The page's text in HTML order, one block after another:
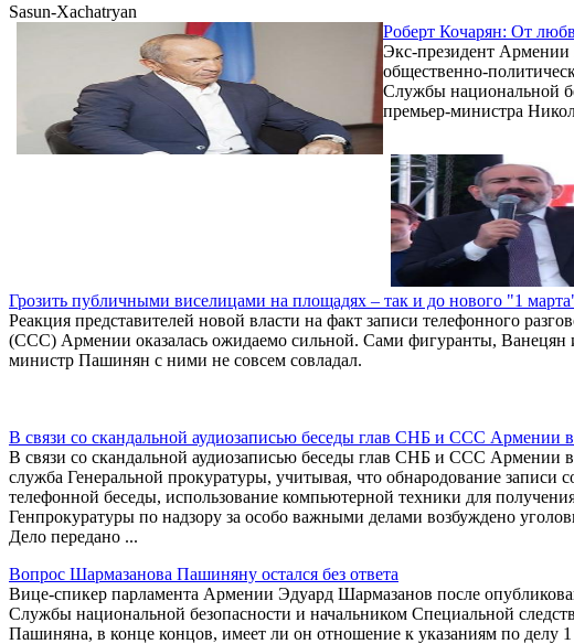
Sasun-Xachatryan
Роберт Кочарян: От
Экс-президент Армении
общественно-
Службы национальной
премьер-министра
Грозить публичными виселицами на площадях – так и до нового "1
Реакция представителей новой власти на факт записи телефонного
(ССС) Армении оказалась ожидаемо сильной. Сами фигуранты, Ванецян
министр Пашинян с ними не совсем совладал.
В связи со скандальной аудиозаписью беседы глав СНБ и ССС Армении
В связи со скандальной аудиозаписью беседы глав СНБ и ССС Армении
служба Генеральной прокуратуры, учитывая, что обнародование
телефонной беседы, использование компьютерной техники для
Генпрокуратуры по надзору за особо важными делами возбуждено
Дело передано ...
Вопрос Шармазанова Пашиняну остался без ответа
Вице-спикер парламента Армении Эдуард Шармазанов после
Службы национальной безопасности и начальником Специальной
Пашиняна, в конце концов, имеет ли он отношение к указаниям по делу 1